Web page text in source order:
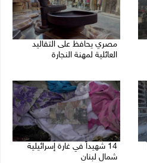
مصري يحافظ على التقاليد
العائلية لمهنة النجارة
14 شهيداً في غارة إسرائيلية
شمال لبنان